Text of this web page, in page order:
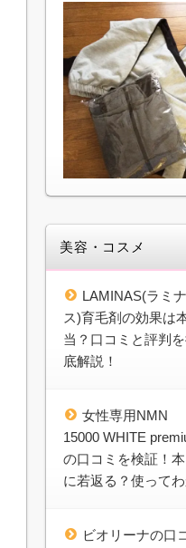
美容・コスメ
LAMINAS(ラミナ
ス)育毛剤の効果は
当？口コミと評判
底解説！
女性専用NMN
15000 WHITE
の口コミを検証！本
に若返る？使って
ビオリーナの口